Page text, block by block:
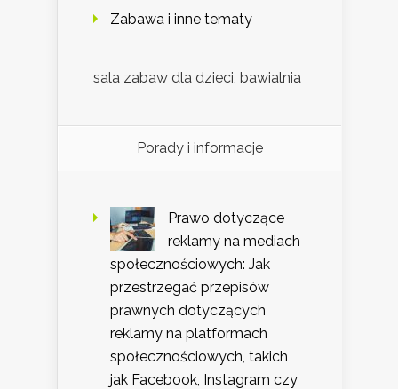
Zabawa i inne tematy
sala zabaw dla dzieci, bawialnia
Porady i informacje
Prawo dotyczące
reklamy na mediach
społecznościowych: Jak
przestrzegać przepisów
prawnych dotyczących
reklamy na platformach
społecznościowych, takich
jak Facebook, Instagram czy